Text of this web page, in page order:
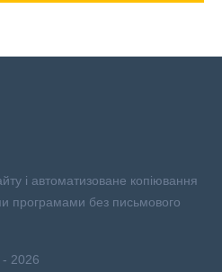
і автоматизоване копіювання
програмами без письмового
- 2026